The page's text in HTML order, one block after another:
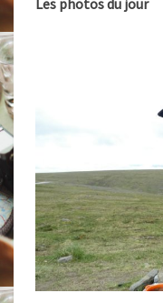
Les photos du jour